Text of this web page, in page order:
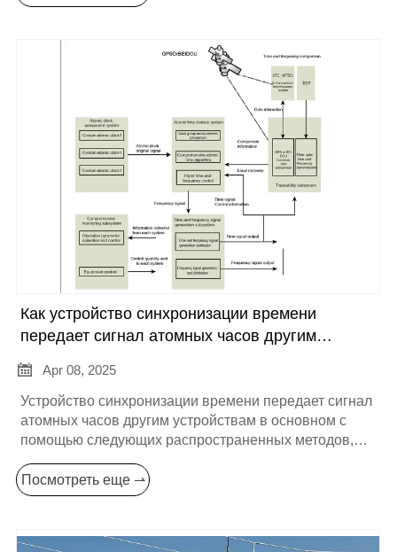
некоторая информация о ней:
Как устройство синхронизации времени
передает сигнал атомных часов другим
устройствам?
 Apr 08, 2025
Устройство синхронизации времени передает сигнал
атомных часов другим устройствам в основном с
помощью следующих распространенных методов,
и применимые сценарии:
Посмотреть еще ⇀